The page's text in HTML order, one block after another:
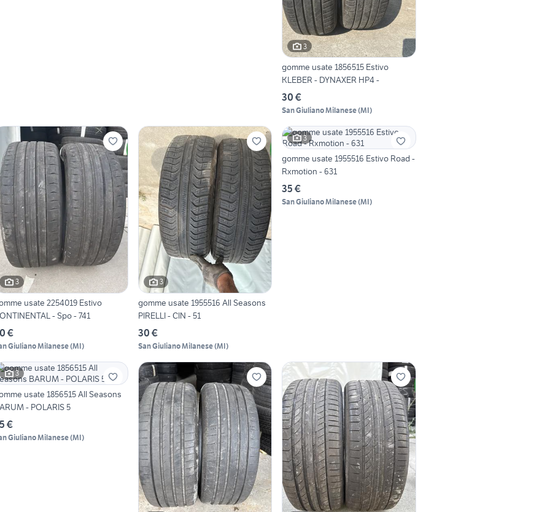
3
gomme usate 1856515 Estivo
KLEBER - DYNAXER HP4 -
30 €
San Giuliano Milanese(MI)
3
usate 2254019 Estivo
- Spo - 741
€
Giuliano Milanese(MI)
3
gomme usate 1955516 All Seasons
PIRELLI - CIN - 51
30 €
San Giuliano Milanese(MI)
3
gomme usate 1955516 Estivo Road -
Rxmotion - 631
35 €
San Giuliano Milanese(MI)
3
usate 1856515 All Seasons
- POLARIS 5
€
Giuliano Milanese(MI)